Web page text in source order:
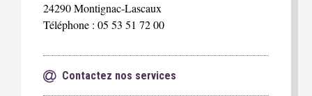
24290 Montignac-Lascaux
Téléphone : 05 53 51 72 00
Contactez nos services